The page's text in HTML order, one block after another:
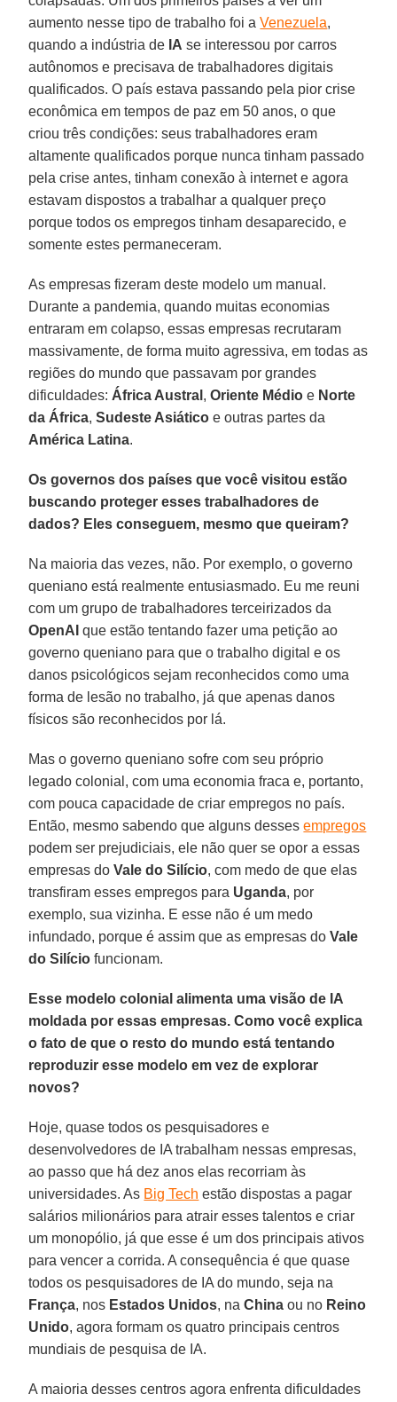
aumento nesse tipo de trabalho foi aVenezuela,
quando a indústria de IA se interessou por carros
autônomos e precisava de trabalhadores digitais
qualificados. O país estava passando pela pior crise
econômica em tempos de paz em 50 anos, o que
criou três condições: seus trabalhadores eram
altamente qualificados porque nunca tinham passado
pela crise antes, tinham conexão à internet e agora
estavam dispostos a trabalhar a qualquer preço
porque todos os empregos tinham desaparecido, e
somente estes permaneceram.
As empresas fizeram deste modelo um manual.
Durante a pandemia, quando muitas economias
entraram em colapso, essas empresas recrutaram
massivamente, de forma muito agressiva, em todas as
regiões do mundo que passavam por grandes
dificuldades: África Austral , Oriente Médio e Norte
da África, Sudeste Asiático e outras partes da
América Latina.
Os governos dos países que você visitou estão
buscando proteger esses trabalhadores de
dados? Eles conseguem, mesmo que queiram?
Na maioria das vezes, não. Por exemplo, o governo
queniano está realmente entusiasmado. Eu me reuni
com um grupo de trabalhadores terceirizados da
OpenAI que estão tentando fazer uma petição ao
governo queniano para que o trabalho digital e os
danos psicológicos sejam reconhecidos como uma
forma de lesão no trabalho, já que apenas danos
físicos são reconhecidos por lá.
Mas o governo queniano sofre com seu próprio
legado colonial, com uma economia fraca e, portanto,
com pouca capacidade de criar empregos no país.
Então, mesmo sabendo que alguns dessesempregos
podem ser prejudiciais, ele não quer se opor a essas
empresas doVale do Silício, com medo de que elas
transfiram esses empregos para Uganda, por
exemplo, sua vizinha. E esse não é um medo
infundado, porque é assim que as empresas doVale
do Silício funcionam.
Esse modelo colonial alimenta uma visão de IA
moldada por essas empresas. Como você explica
o fato de que o resto do mundo está tentando
reproduzir esse modelo em vez de explorar
novos?
Hoje, quase todos os pesquisadores e
desenvolvedores de IA trabalham nessas empresas,
ao passo que há dez anos elas recorriam às
universidades. As Big Tech estão dispostas a pagar
salários milionários para atrair esses talentos e criar
um monopólio, já que esse é um dos principais ativos
para vencer a corrida. A consequência é que quase
todos os pesquisadores de IA do mundo, seja na
França, nos Estados Unidos, naChina ou no Reino
Unido, agora formam os quatro principais centros
mundiais de pesquisa de IA.
A maioria desses centros agora enfrenta dificuldades